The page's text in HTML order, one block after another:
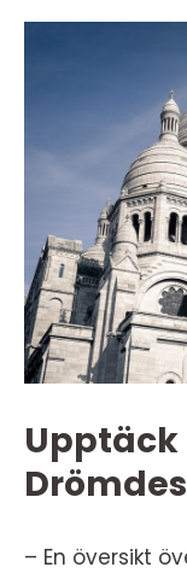
Upptäck
– En översikt